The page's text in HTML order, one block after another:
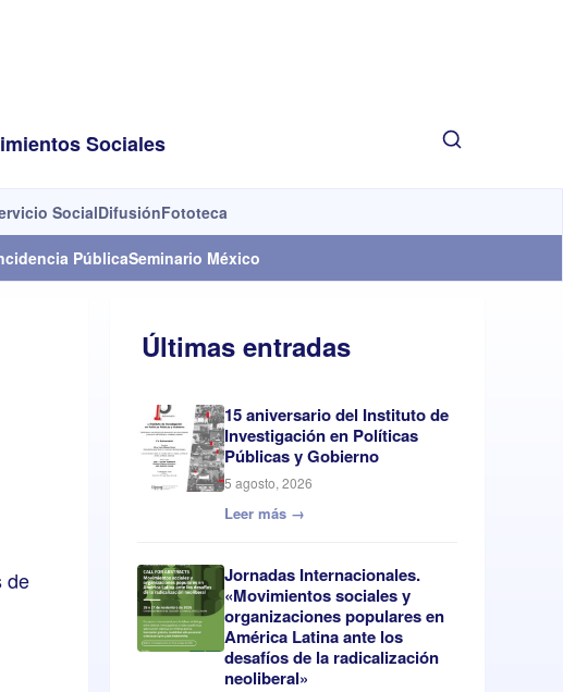
Sociales
SocialDifusiónFototeca
PúblicaSeminario México
de
Últimas entradas
15 aniversario del Instituto de
Investigación en Políticas
Públicas y Gobierno
5 agosto, 2026
Leer más →
Jornadas Internacionales.
«Movimientos sociales y
organizaciones populares en
América Latina ante los
desafíos de la radicalización
neoliberal»